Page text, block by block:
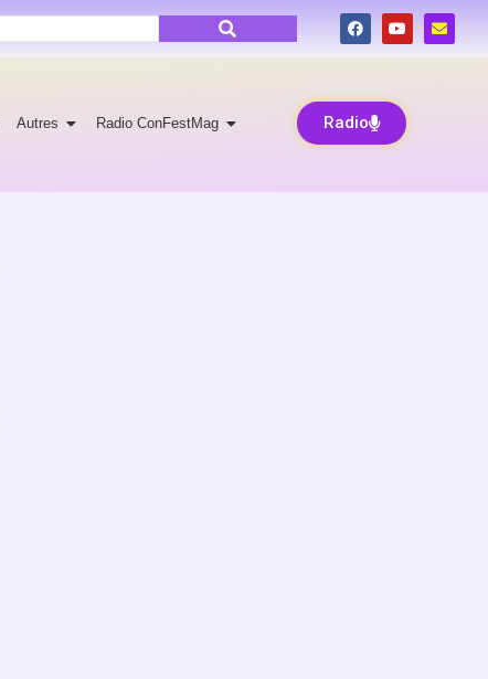
Autres Radio ConFestMag Radio